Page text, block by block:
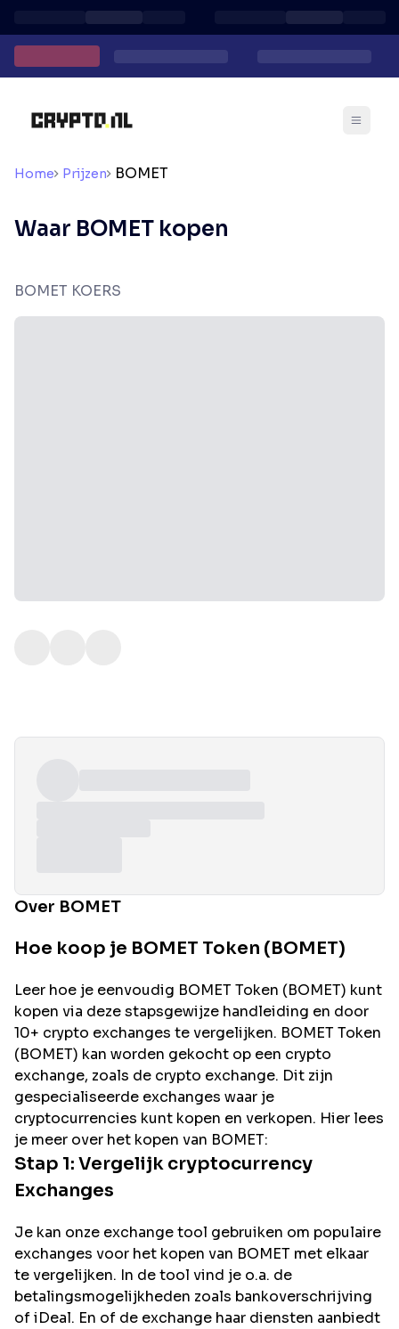
Home Prijzen BOMET
Waar BOMET kopen
BOMET KOERS
Over BOMET
Hoe koop je BOMET Token (BOMET)
Leer hoe je eenvoudig BOMETToken (BOMET) kunt
kopen via deze stapsgewijze handleiding en door
10+ crypto exchanges te vergelijken. BOMETToken
(BOMET) kan worden gekocht op een crypto
exchange, zoals de crypto exchange. Dit zijn
gespecialiseerde exchanges waar je
cryptocurrencies kunt kopen en verkopen. Hier lees
je meer over het kopen van BOMET:
Stap 1: Vergelijk cryptocurrency
Exchanges
Je kan onze exchange tool gebruiken om populaire
exchanges voor het kopen van BOMET met elkaar
te vergelijken. In de tool vind je o.a. de
betalingsmogelijkheden zoals bankoverschrijving
of iDeal. En of de exchange haar diensten aanbiedt